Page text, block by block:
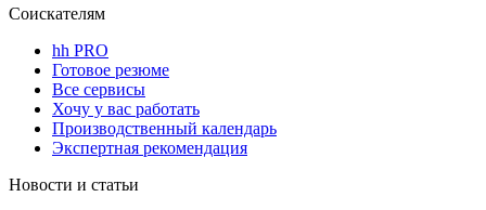
Соискателям
hh PRO
Готовое резюме
Все сервисы
Хочу у вас работать
Производственный календарь
Экспертная рекомендация
Новости и статьи